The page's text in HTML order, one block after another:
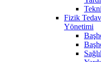
Fizik
Yönetimi